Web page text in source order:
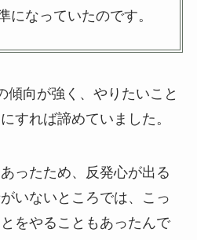
になっていたのです。
傾向が強く、やりたいこと
すれば諦めていました。
ったため、反発心が出る
いないところでは、こっ
をやることもあったんで